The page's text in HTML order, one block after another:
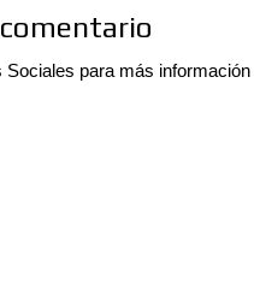
Sociales para más